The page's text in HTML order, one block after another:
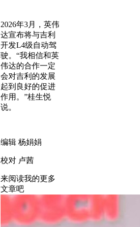
2026年3月，英伟
达宣布将与吉利
开发L4级自动驾
驶。“我相信和英
伟达的合作一定
会对吉利的发展
起到良好的促进
作用。”桂生悦
说。
编辑 杨娟娟
校对 卢茜
来阅读我的更多
文章吧